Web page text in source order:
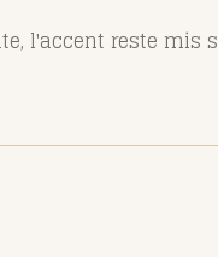
l'accent reste mis